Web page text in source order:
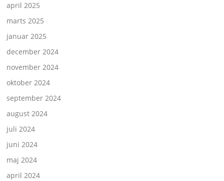
april 2025
marts 2025
januar 2025
december 2024
november 2024
oktober 2024
september 2024
august 2024
juli 2024
juni 2024
maj 2024
april 2024